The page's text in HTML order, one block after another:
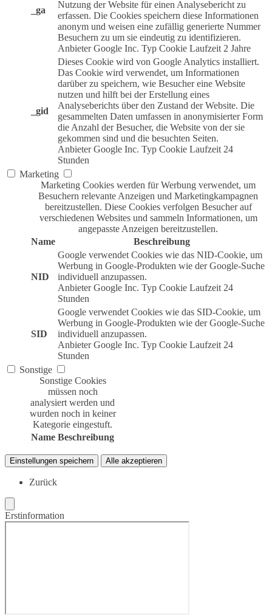
_ga
Nutzung der Website für einen Analysebericht zu
erfassen. Die Cookies speichern diese Informationen
anonym und weisen eine zufällig generierte Nummer
Besuchern zu um sie eindeutig zu identifizieren.
Anbieter Google Inc. Typ Cookie Laufzeit 2 Jahre
_gid
Dieses Cookie wird von Google Analytics installiert.
Das Cookie wird verwendet, um Informationen
darüber zu speichern, wie Besucher eine Website
nutzen und hilft bei der Erstellung eines
Analyseberichts über den Zustand der Website. Die
gesammelten Daten umfassen in anonymisierter Form
die Anzahl der Besucher, die Website von der sie
gekommen sind und die besuchten Seiten.
Anbieter Google Inc. Typ Cookie Laufzeit 24
Stunden
Marketing
Marketing Cookies werden für Werbung verwendet, um
Besuchern relevante Anzeigen und Marketingkampagnen
bereitzustellen. Diese Cookies verfolgen Besucher auf
verschiedenen Websites und sammeln Informationen, um
angepasste Anzeigen bereitzustellen.
Name
Beschreibung
NID
Google verwendet Cookies wie das NID-Cookie, um
Werbung in Google-Produkten wie der Google-Suche
individuell anzupassen.
Anbieter Google Inc. Typ Cookie Laufzeit 24
Stunden
SID
Google verwendet Cookies wie das SID-Cookie, um
Werbung in Google-Produkten wie der Google-Suche
individuell anzupassen.
Anbieter Google Inc. Typ Cookie Laufzeit 24
Stunden
Sonstige
Sonstige Cookies
müssen noch
analysiert werden und
wurden noch in keiner
Kategorie eingestuft.
Name Beschreibung
Einstellungen speichern Alle akzeptieren
Zurück
Erstinformation